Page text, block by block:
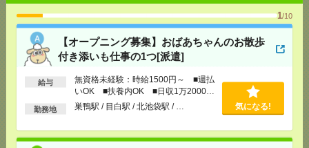
1/10
【オープニング募集】おばあちゃんのお散歩
付き添いも仕事の1つ[派遣]
給与
無資格未経験：時給1500円～ ■週払
いOK ■扶養内OK ■日収1万2000円
以上
勤務地 巣鴨駅 / 目白駅 / 北池袋駅 / … 気になる!
[交通費]交通費全額支給
[勤務地]巣鴨駅/目白駅/北池袋駅/…
2400円＊【長期】輸出関連の書類作成や取引審査・
製品発送の手続き[派遣]
時給2400円 月収例 233,472円
[交通費]全額支給
[勤務地]三鷹駅から徒歩9分